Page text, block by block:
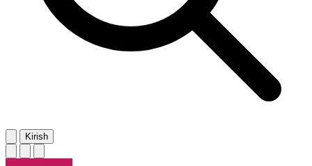
Kirish